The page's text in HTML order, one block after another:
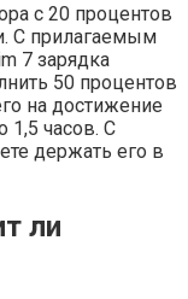
с 20 процентов
С прилагаемым
7 зарядка
50 процентов
на достижение
1,5 часов. С
держать его в
ли